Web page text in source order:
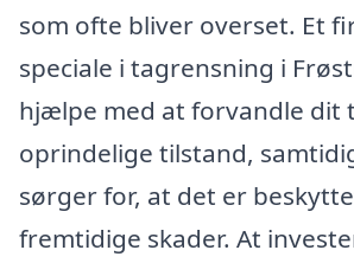
som ofte bliver overset. Et
speciale i tagrensning i
hjælpe med at forvandle dit
oprindelige tilstand,
sørger for, at det er
fremtidige skader. At